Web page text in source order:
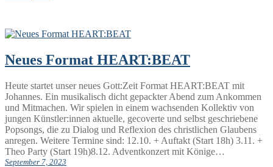
Neues Format HEART:BEAT
Heute startet unser neues Gott:Zeit Format HEART:BEAT mit
Johannes. Ein musikalisch dicht gepackter Abend zum Ankommen
und Mitmachen. Wir spielen in einem wachsenden Kollektiv von
jungen Künstler:innen aktuelle, gecoverte und selbst geschriebene
Popsongs, die zu Dialog und Reflexion des christlichen Glaubens
anregen. Weitere Termine sind: 12.10. + Auftakt (Start 18h) 3.11. +
Theo Party (Start 19h)8.12. Adventkonzert mit Könige…
September 7, 2023